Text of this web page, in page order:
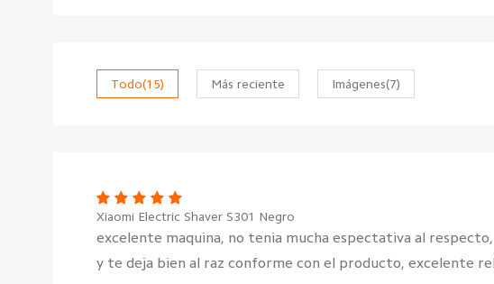
Todo(15) Más reciente Imágenes(7)
Xiaomi Electric Shaver S301 Negro
excelente maquina, no tenia mucha espectativa al
y te deja bien al raz conforme con el producto, excelente